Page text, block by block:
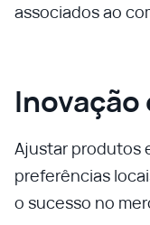
associados ao
Inovação
Ajustar produtos
preferências
o sucesso no